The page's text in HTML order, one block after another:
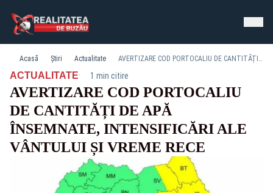
Acasă Știri Actualitate AVERTIZARE COD PORTOCALIU DE CANTITĂȚI DE APĂ ÎNSEMNATE, INTENSIFICĂRI ALE VÂNTULUI ȘI VREME RECE
ACTUALITATE· 1 min citire
AVERTIZARE COD PORTOCALIU
DE CANTITĂȚI DE APĂ
ÎNSEMNATE, INTENSIFICĂRI ALE
VÂNTULUI ȘI VREME RECE